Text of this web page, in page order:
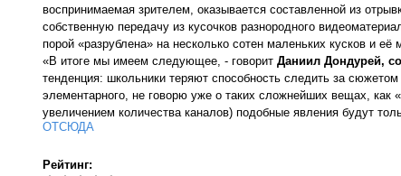
воспринимаемая зрителем, оказывается составленной из
собственную передачу из кусочков разнородного
порой «разрублена» на несколько сотен маленьких кусков и
«В итоге мы имеем следующее, - говорит Даниил Дондурей,
тенденция: школьники теряют способность следить за
элементарного, не говорю уже о таких сложнейших вещах, как
увеличением количества каналов) подобные явления будут
ОТСЮДА
Рейтинг: